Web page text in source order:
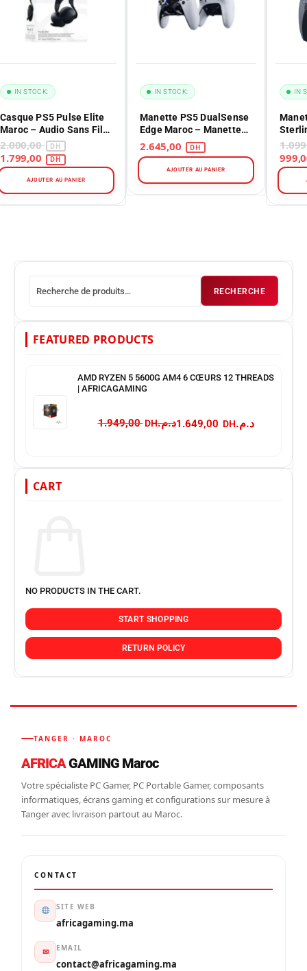
Casque PS5 Pulse Elite
Maroc – Audio Sans Fil
Sans Perte – Édition Pro
2.000,00
IN STOCK:
AJOUTER AU PANIER
Manette PS5 DualSense
Edge Maroc – Manette
Sans Fil Pro – Édition
Premium
IN STOCK:
AJOUTER AU PANIER
IN
RECHERCHE
FEATURED PRODUCTS
AMD RYZEN 5 5600G AM4 6 CŒURS 12 THREADS
| AFRICAGAMING
د.م. 1.949,00 د.م.
CART
NO PRODUCTS IN THE CART.
START SHOPPING
RETURN POLICY
TANGER · MAROC
AFRICAGAMING Maroc
Votre spécialiste PC Gamer, PC Portable Gamer, composants
informatiques, écrans gaming et configurations sur mesure à
Tanger avec livraison partout au Maroc.
CONTACT
SITE WEB
africagaming.ma
✉ EMAIL
contact@africagaming.ma